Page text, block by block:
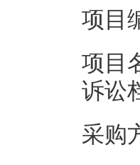
项目
项目
诉讼
采购